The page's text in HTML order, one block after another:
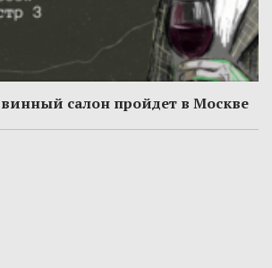
салон пройдет в Москве